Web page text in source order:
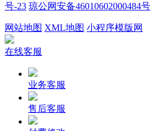
号-23 琼公网安备46010602000484号
网站地图 XML地图 小程序模版网
在线客服
业务客服
售后客服